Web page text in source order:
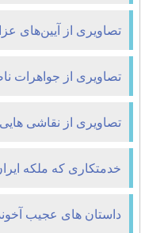
تصاویری از آیین‌های
تصاویری از جواهرات
تصاویری از نقاشی
خدمتکاری که ملکه
داستان های عجیب